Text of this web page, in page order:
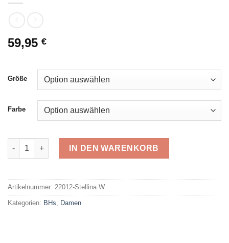
59,95 €
Größe
Farbe
Triumph Bügel-BH Stellina W Menge
IN DEN WARENKORB
Artikelnummer: 22012-Stellina W
Kategorien: BHs, Damen